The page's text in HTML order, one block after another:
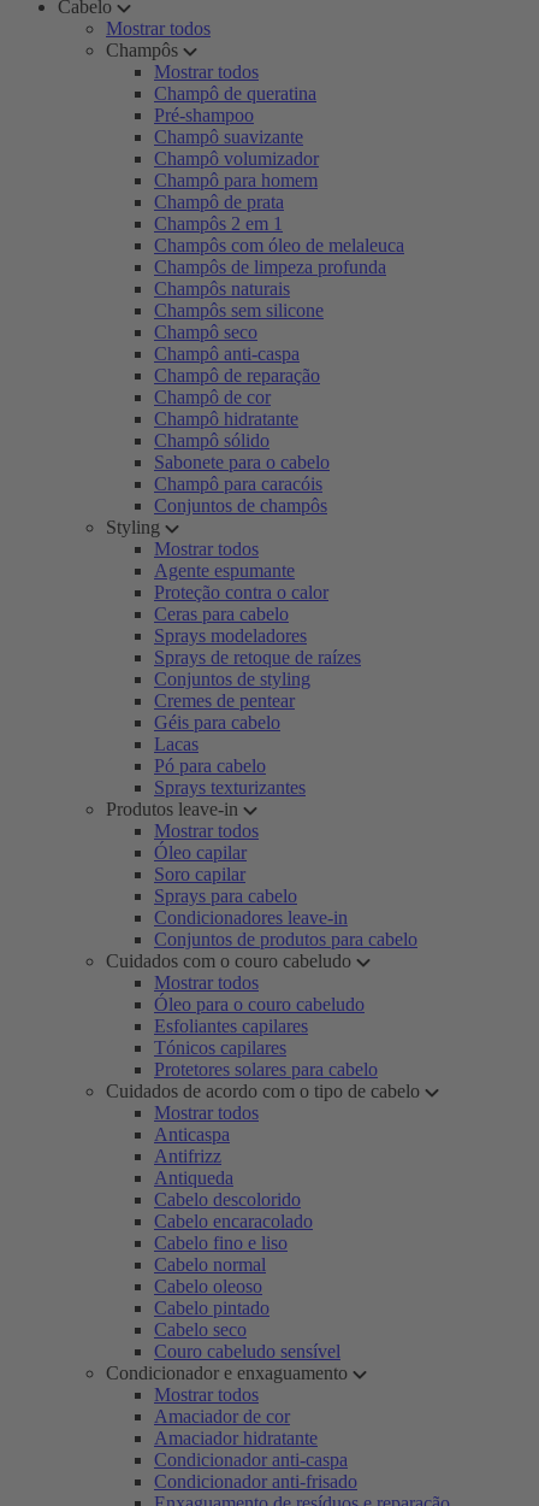
Cabelo
Mostrar todos
Champôs
Mostrar todos
Champô de queratina
Pré-shampoo
Champô suavizante
Champô volumizador
Champô para homem
Champô de prata
Champôs 2 em 1
Champôs com óleo de melaleuca
Champôs de limpeza profunda
Champôs naturais
Champôs sem silicone
Champô seco
Champô anti-caspa
Champô de reparação
Champô de cor
Champô hidratante
Champô sólido
Sabonete para o cabelo
Champô para caracóis
Conjuntos de champôs
Styling
Mostrar todos
Agente espumante
Proteção contra o calor
Ceras para cabelo
Sprays modeladores
Sprays de retoque de raízes
Conjuntos de styling
Cremes de pentear
Géis para cabelo
Lacas
Pó para cabelo
Sprays texturizantes
Produtos leave-in
Mostrar todos
Óleo capilar
Soro capilar
Sprays para cabelo
Condicionadores leave-in
Conjuntos de produtos para cabelo
Cuidados com o couro cabeludo
Mostrar todos
Óleo para o couro cabeludo
Esfoliantes capilares
Tónicos capilares
Protetores solares para cabelo
Cuidados de acordo com o tipo de cabelo
Mostrar todos
Anticaspa
Antifrizz
Antiqueda
Cabelo descolorido
Cabelo encaracolado
Cabelo fino e liso
Cabelo normal
Cabelo oleoso
Cabelo pintado
Cabelo seco
Couro cabeludo sensível
Condicionador e enxaguamento
Mostrar todos
Amaciador de cor
Amaciador hidratante
Condicionador anti-caspa
Condicionador anti-frisado